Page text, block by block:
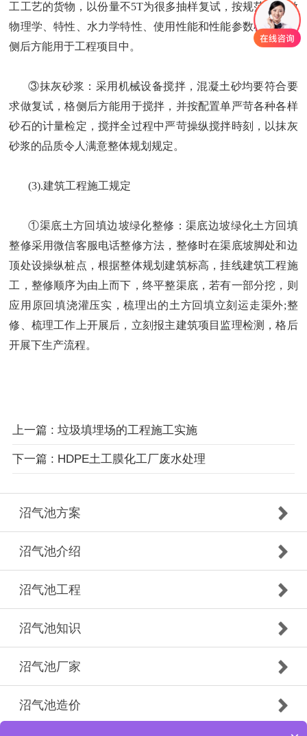
工工艺的货物，以份量不5T为很多抽样复试，按规范规定做
物理学、特性、水力学特性、使用性能和性能参数检验，格
侧后方能用于工程项目中。
③抹灰砂浆：采用机械设备搅拌，混凝土砂均要符合要
求做复试，格侧后方能用于搅拌，并按配置单严苛各种各样
砂石的计量检定，搅拌全过程中严苛操纵搅拌時刻，以抹灰
砂浆的品质令人满意整体规划规定。
(3).建筑工程施工规定
①渠底土方回填边坡绿化整修：渠底边坡绿化土方回填
整修采用微信客服电话整修方法，整修时在渠底坡脚处和边
顶处设操纵桩点，根据整体规划建筑标高，挂线建筑工程施
工，整修顺序为由上而下，终平整渠底，若有一部分挖，则
应用原回填浇灌压实，梳理出的土方回填立刻运走渠外;整
修、梳理工作上开展后，立刻报主建筑项目监理检测，格后
开展下生产流程。
上一篇 : 垃圾填埋场的工程施工实施
下一篇 : HDPE土工膜化工厂废水处理
沼气池方案
沼气池介绍
沼气池工程
沼气池知识
沼气池厂家
沼气池造价